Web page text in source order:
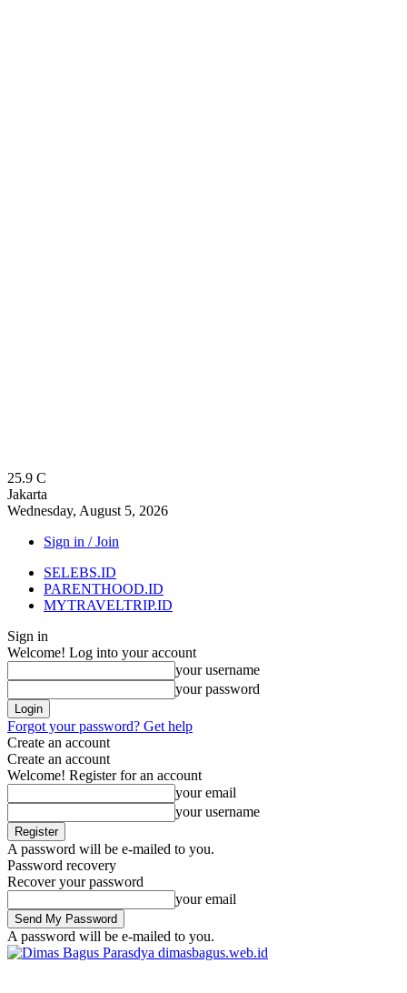
25.9 C
Jakarta
Wednesday, August 5, 2026
Sign in / Join
SELEBS.ID
PARENTHOOD.ID
MYTRAVELTRIP.ID
Sign in
Welcome! Log into your account
your username
your password
Forgot your password? Get help
Create an account
Create an account
Welcome! Register for an account
your email
your username
A password will be e-mailed to you.
Password recovery
Recover your password
your email
A password will be e-mailed to you.
dimasbagus.web.id